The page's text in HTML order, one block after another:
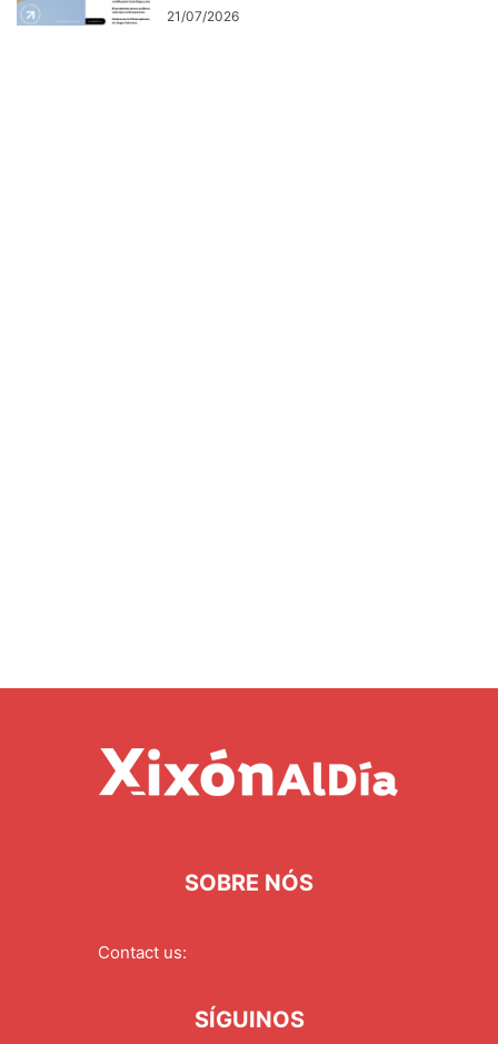
21/07/2026
SOBRE NÓS
Contact us:
SÍGUINOS